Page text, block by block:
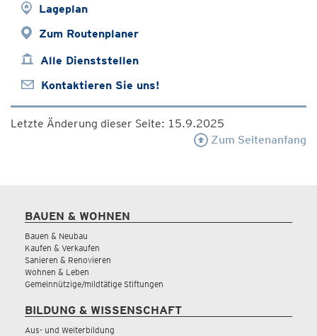
Lageplan
Zum Routenplaner
Alle Dienststellen
Kontaktieren Sie uns!
Letzte Änderung dieser Seite: 15.9.2025
Zum Seitenanfang
BAUEN & WOHNEN
Bauen & Neubau
Kaufen & Verkaufen
Sanieren & Renovieren
Wohnen & Leben
Gemeinnützige/mildtätige Stiftungen
BILDUNG & WISSENSCHAFT
Aus- und Weiterbildung